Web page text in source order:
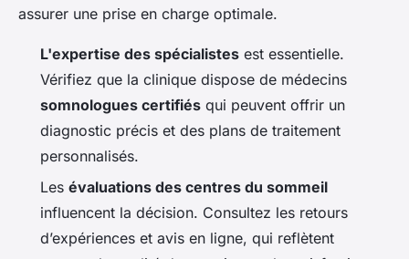
assurer une prise en charge optimale.
L'expertise des spécialistes est essentielle.
Vérifiez que la clinique dispose de médecins
somnologues certifiés qui peuvent offrir un
diagnostic précis et des plans de traitement
personnalisés.
Les évaluations des centres du sommeil
influencent la décision. Consultez les retours
d’expériences et avis en ligne, qui reflètent